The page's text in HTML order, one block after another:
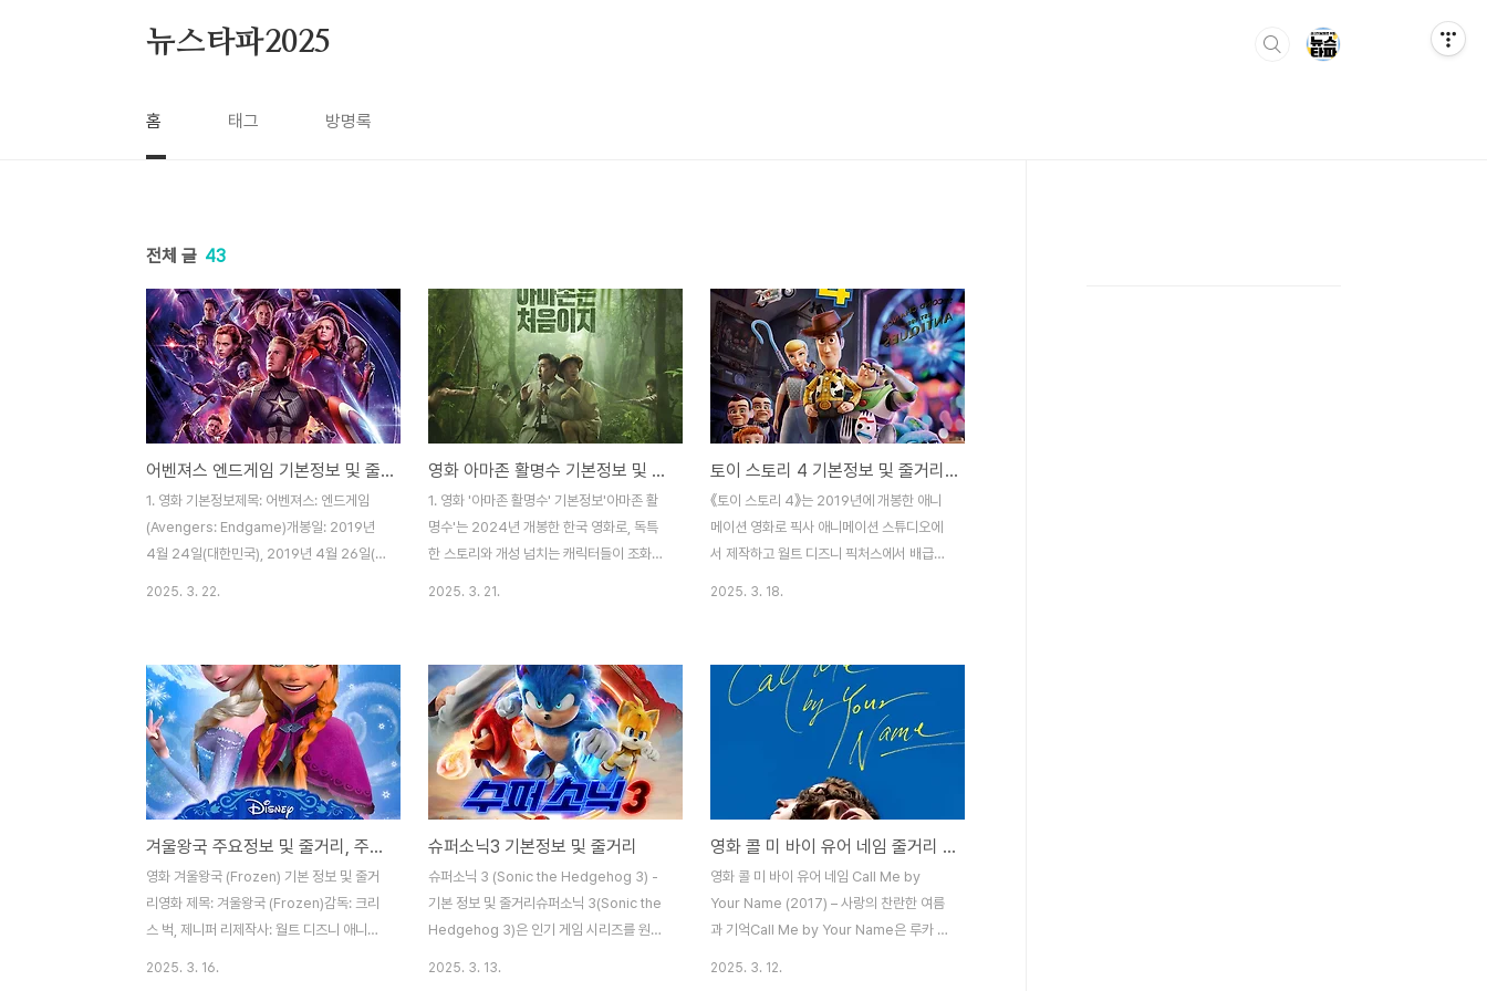
뉴스타파2025
홈 태그 방명록
전체 글 43
어벤져스 엔드게임 기본정보 및 줄거리 최후의 전투
1. 영화 기본정보제목: 어벤져스: 엔드게임
(Avengers: Endgame)개봉일: 2019년
4월 24일(대한민국), 2019년 4월 26일(미
스(토르), 스칼렛 요한슨(블랙 위도우), 제레
미 레너(호크아이), 폴 러드(앤트맨), 브리 라
슨(캡틴 마블), 조슈 브롤린(타노스) 등장르:
액션, 모험, SF상영 시간: 181분흥행 수익:
전 세계 박스오피스 약 27억 9천만 달러관람
등급: 12세 이상 관람가2. 영화 소개《어벤져
스: 엔드게임》은 마블 시네마틱 유니버스
(MCU)의 22번째 작품으로 '인피니티 사
가'를 마무리..
2025. 3. 22.
영화 아마존 활명수 기본정보 및 줄거리 - 유쾌한 감동
1. 영화 '아마존 활명수' 기본정보'아마존 활
명수'는 2024년 개봉한 한국 영화로, 독특
한 스토리와 개성 넘치는 캐릭터들이 조화를
개봉일: 2024년 10월 30일러닝타임: 약
113분관람 등급: 12세 이상 관람가2. '아마
존 활명수' 줄거리영화 아마존 활명수는 전
양궁국가대표선수였지만 지금은 회사에서 구
조조정 1순위인 주인공이 회사에서 준 마지
막 기회를 잡고 싶어서 아마전 정글로 떠나며
이야기가 시작됩니다. 예상치 못한 아마존
생활힘겹게 아마존에 도착한 진봉은 극한의
환경 속에서 죽을 고비를 여러 번 넘깁니다.
그러나 우연히 ..
2025. 3. 21.
토이 스토리 4 기본정보 및 줄거리 - 모험과 감동의 이야기
《토이 스토리 4》는 2019년에 개봉한 애니
메이션 영화로 픽사 애니메이션 스튜디오에
서 제작하고 월트 디즈니 픽처스에서 배급했
동 작업에 의해 탄생했습니다. 이 영화는 제
92회 아카데미상에서 장편 애니메이션 부문
작품상을 수상하기도 했습니다. 1. 영화 개요
제목: 토이스토리 4 (Toy Story 4)장르: 애
니메이션, 모험, 코미디개봉일: 2019년 6월
21일 (미국 기준), 2019년 6월 20일 (대한
민국 기준)감독: 조시 쿨리 (Josh Cooley)
제작사: 픽사 애니메이션 스튜디오, 월트 디
즈니 픽처스..
2025. 3. 18.
겨울왕국 주요정보 및 줄거리, 주요 캐릭터
영화 겨울왕국 (Frozen) 기본 정보 및 줄거
리영화 제목: 겨울왕국 (Frozen)감독: 크리
스 벅, 제니퍼 리제작사: 월트 디즈니 애니메
2025. 3. 16.
슈퍼소닉3 기본정보 및 줄거리
슈퍼소닉 3 (Sonic the Hedgehog 3) -
기본 정보 및 줄거리슈퍼소닉 3(Sonic the
Hedgehog 3)은 인기 게임 시리즈를 원작
2025. 3. 13.
영화 콜 미 바이 유어 네임 줄거리 및 OST
영화 콜 미 바이 유어 네임 Call Me by
Your Name (2017) – 사랑의 찬란한 여름
과 기억Call Me by Your Name은 루카 구
2025. 3. 12.